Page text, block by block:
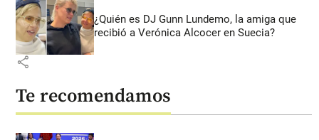
¿Quién es DJ Gunn Lundemo, la amiga que
recibió a Verónica Alcocer en Suecia?
share
Te recomendamos